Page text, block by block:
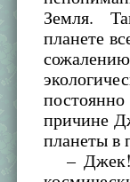
Земля.
планете
причине
планеты в
– Джек!